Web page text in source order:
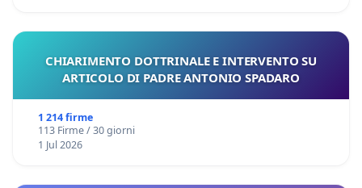
CHIARIMENTO DOTTRINALE E INTERVENTO SU
ARTICOLO DI PADRE ANTONIO SPADARO
1 214 firme
113 Firme / 30 giorni
1 Jul 2026